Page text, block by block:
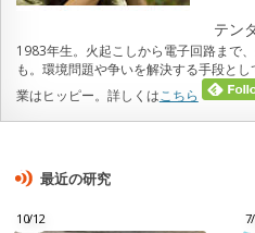
テン
1983年生。火起こしから電子回路まで
も。環境問題や争いを解決する手段と
業はヒッピー。詳しくは こちら
最近の研究
10/12